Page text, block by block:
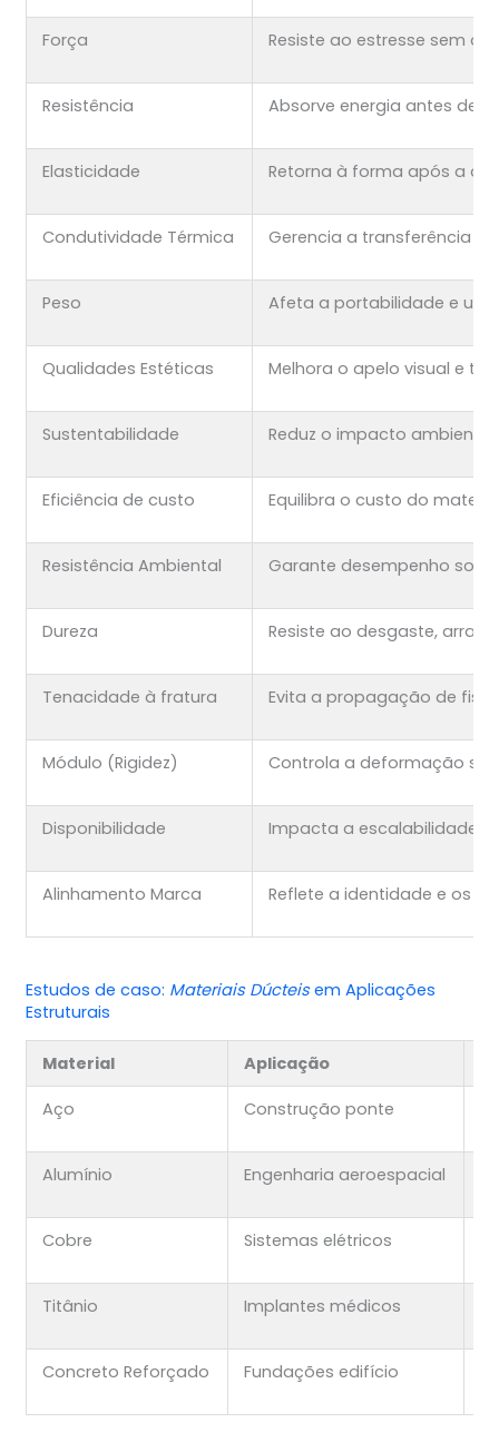
Força Resiste ao estresse sem
Resistência Absorve energia antes de
Elasticidade Retorna à forma após a
Condutividade Térmica Gerencia a transferência
Peso Afeta a portabilidade e
Qualidades Estéticas Melhora o apelo visual e
Sustentabilidade Reduz o impacto ambiental
Eficiência de custo Equilibra o custo do
Resistência Ambiental Garante desempenho sob
Dureza Resiste ao desgaste,
Tenacidade à fratura Evita a propagação de
Módulo (Rigidez) Controla a deformação
Disponibilidade Impacta a escalabilidade
Alinhamento Marca Reflete a identidade e os
Estudos de caso: Materiais Dúcteisem Aplicações
Estruturais
Material Aplicação
Aço Construção ponte
Alumínio Engenharia aeroespacial
Cobre Sistemas elétricos
Titânio Implantes médicos
Concreto Reforçado Fundações edifício